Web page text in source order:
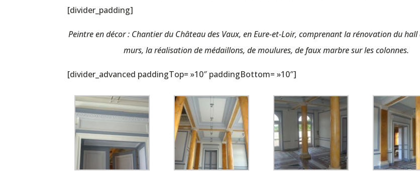
[divider_padding]
Peintre en décor : Chantier du Château des Vaux, en Eure-et-Loir, comprenant la rénovation du hall
murs, la réalisation de médaillons, de moulures, de faux marbre sur les colonnes.
[divider_advanced paddingTop= »10″ paddingBottom= »10″]